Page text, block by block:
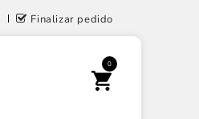
Finalizar pedido
0